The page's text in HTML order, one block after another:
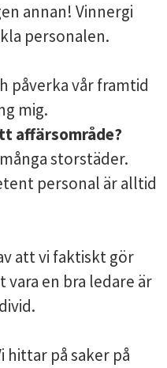
annan! Vinnergi
personalen.
påverka vår framtid
mig.
affärsområde?
storstäder.
personal är alltid
att vi faktiskt gör
en bra ledare är
hittar på saker på